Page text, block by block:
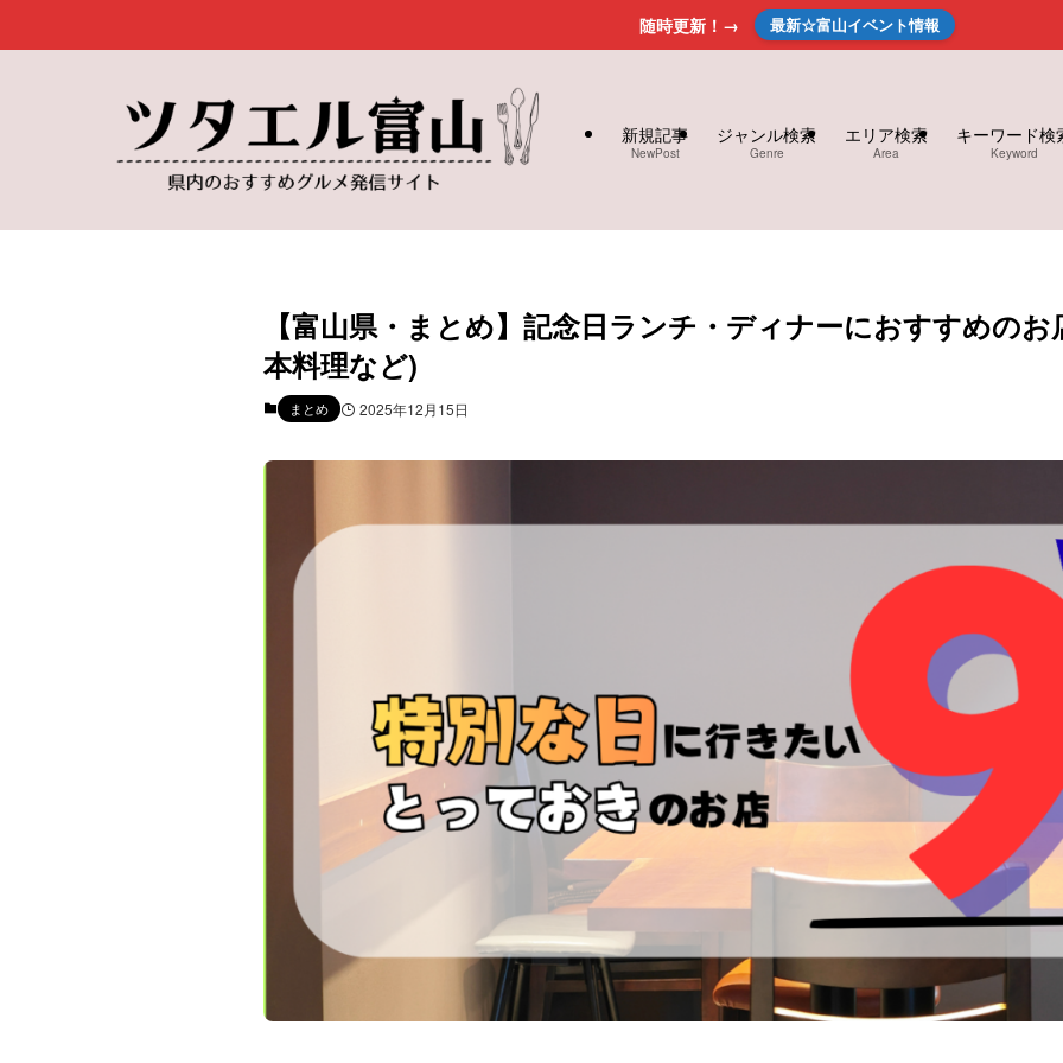
随時更新！→ 最新☆富山イベント情報
新規記事
NewPost
ジャンル検索
Genre
エリア検索
Area
キーワード検
Keyword
【富山県・まとめ】記念日ランチ・ディナーにおすすめの
本料理など)
まとめ 2025年12月15日